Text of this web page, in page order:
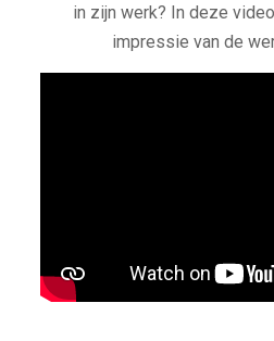
in zijn werk? In deze
impressie van de